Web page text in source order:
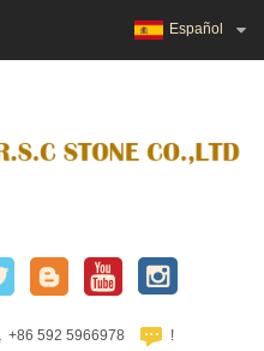
Español
+86 592 5966978 !